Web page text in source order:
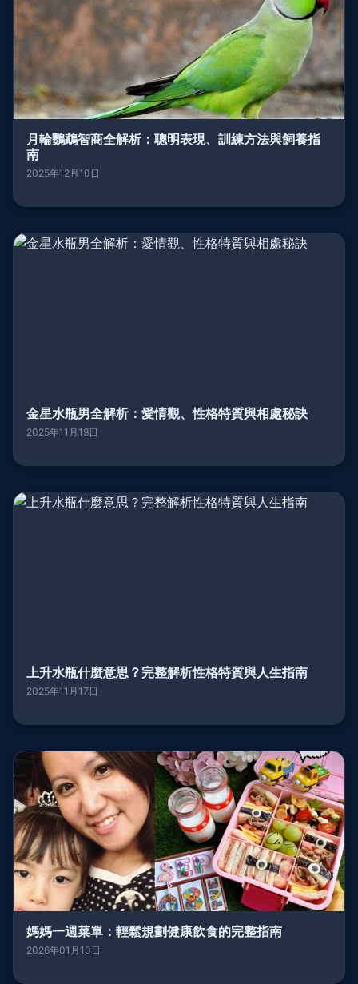
月輪鸚鵡智商全解析：聰明表現、訓練方法與飼養指
南
2025年12月10日
金星水瓶男全解析：愛情觀、性格特質與相處秘訣
2025年11月19日
上升水瓶什麼意思？完整解析性格特質與人生指南
2025年11月17日
媽媽一週菜單：輕鬆規劃健康飲食的完整指南
2026年01月10日